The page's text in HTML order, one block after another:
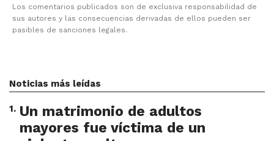
Los comentarios publicados son de exclusiva responsabilidad de
sus autores y las consecuencias derivadas de ellos pueden ser
pasibles de sanciones legales.
Noticias más leídas
1. Un matrimonio de adultos
mayores fue víctima de un